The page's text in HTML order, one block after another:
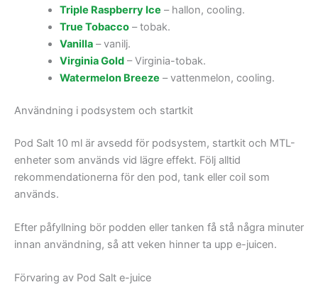
Triple Raspberry Ice – hallon, cooling.
True Tobacco– tobak.
Vanilla– vanilj.
Virginia Gold– Virginia-tobak.
Watermelon Breeze – vattenmelon, cooling.
Användning i podsystem och startkit
Pod Salt 10 ml är avsedd för podsystem, startkit och MTL-
enheter som används vid lägre effekt. Följ alltid
rekommendationerna för den pod, tank eller coil som
används.
Efter påfyllning bör podden eller tanken få stå några minuter
innan användning, så att veken hinner ta upp e-juicen.
Förvaring av Pod Salt e-juice